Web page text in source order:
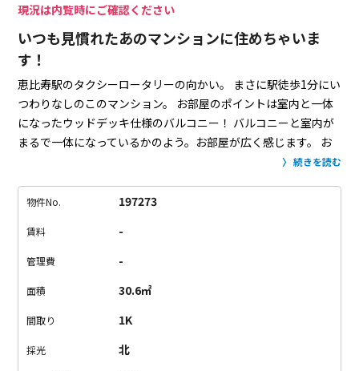
現況は内覧時にご確認ください
いつも見慣れたあのマンションに住めちゃいま
す！
恵比寿駅のタクシーロータリーの向かい。
まさに駅徒歩1分にい
つわりなしのこのマンション。
お部屋のポイントは室内と一体
になったウッドデッキ仕様のバルコニー！ バルコニーと室内が
まるで一体になっているかのよう。お部屋が広く感じます。
お
部屋はスッキリとした形で、家具の配置がらくらく。北向きで
ろ読書などには北向きの光が良いという話は有名ですね。
う感じです。
立地が立地なだけに割高であることは否めません
が、立地と設備とお部屋を考えれば妥当でしょう。
続きを読む
物件No. 197273
賃料 -
管理費 -
面積 30.6㎡
間取り 1K
採光 北